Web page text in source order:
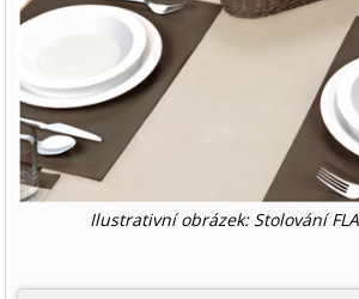
Ilustrativní obrázek: Stolování